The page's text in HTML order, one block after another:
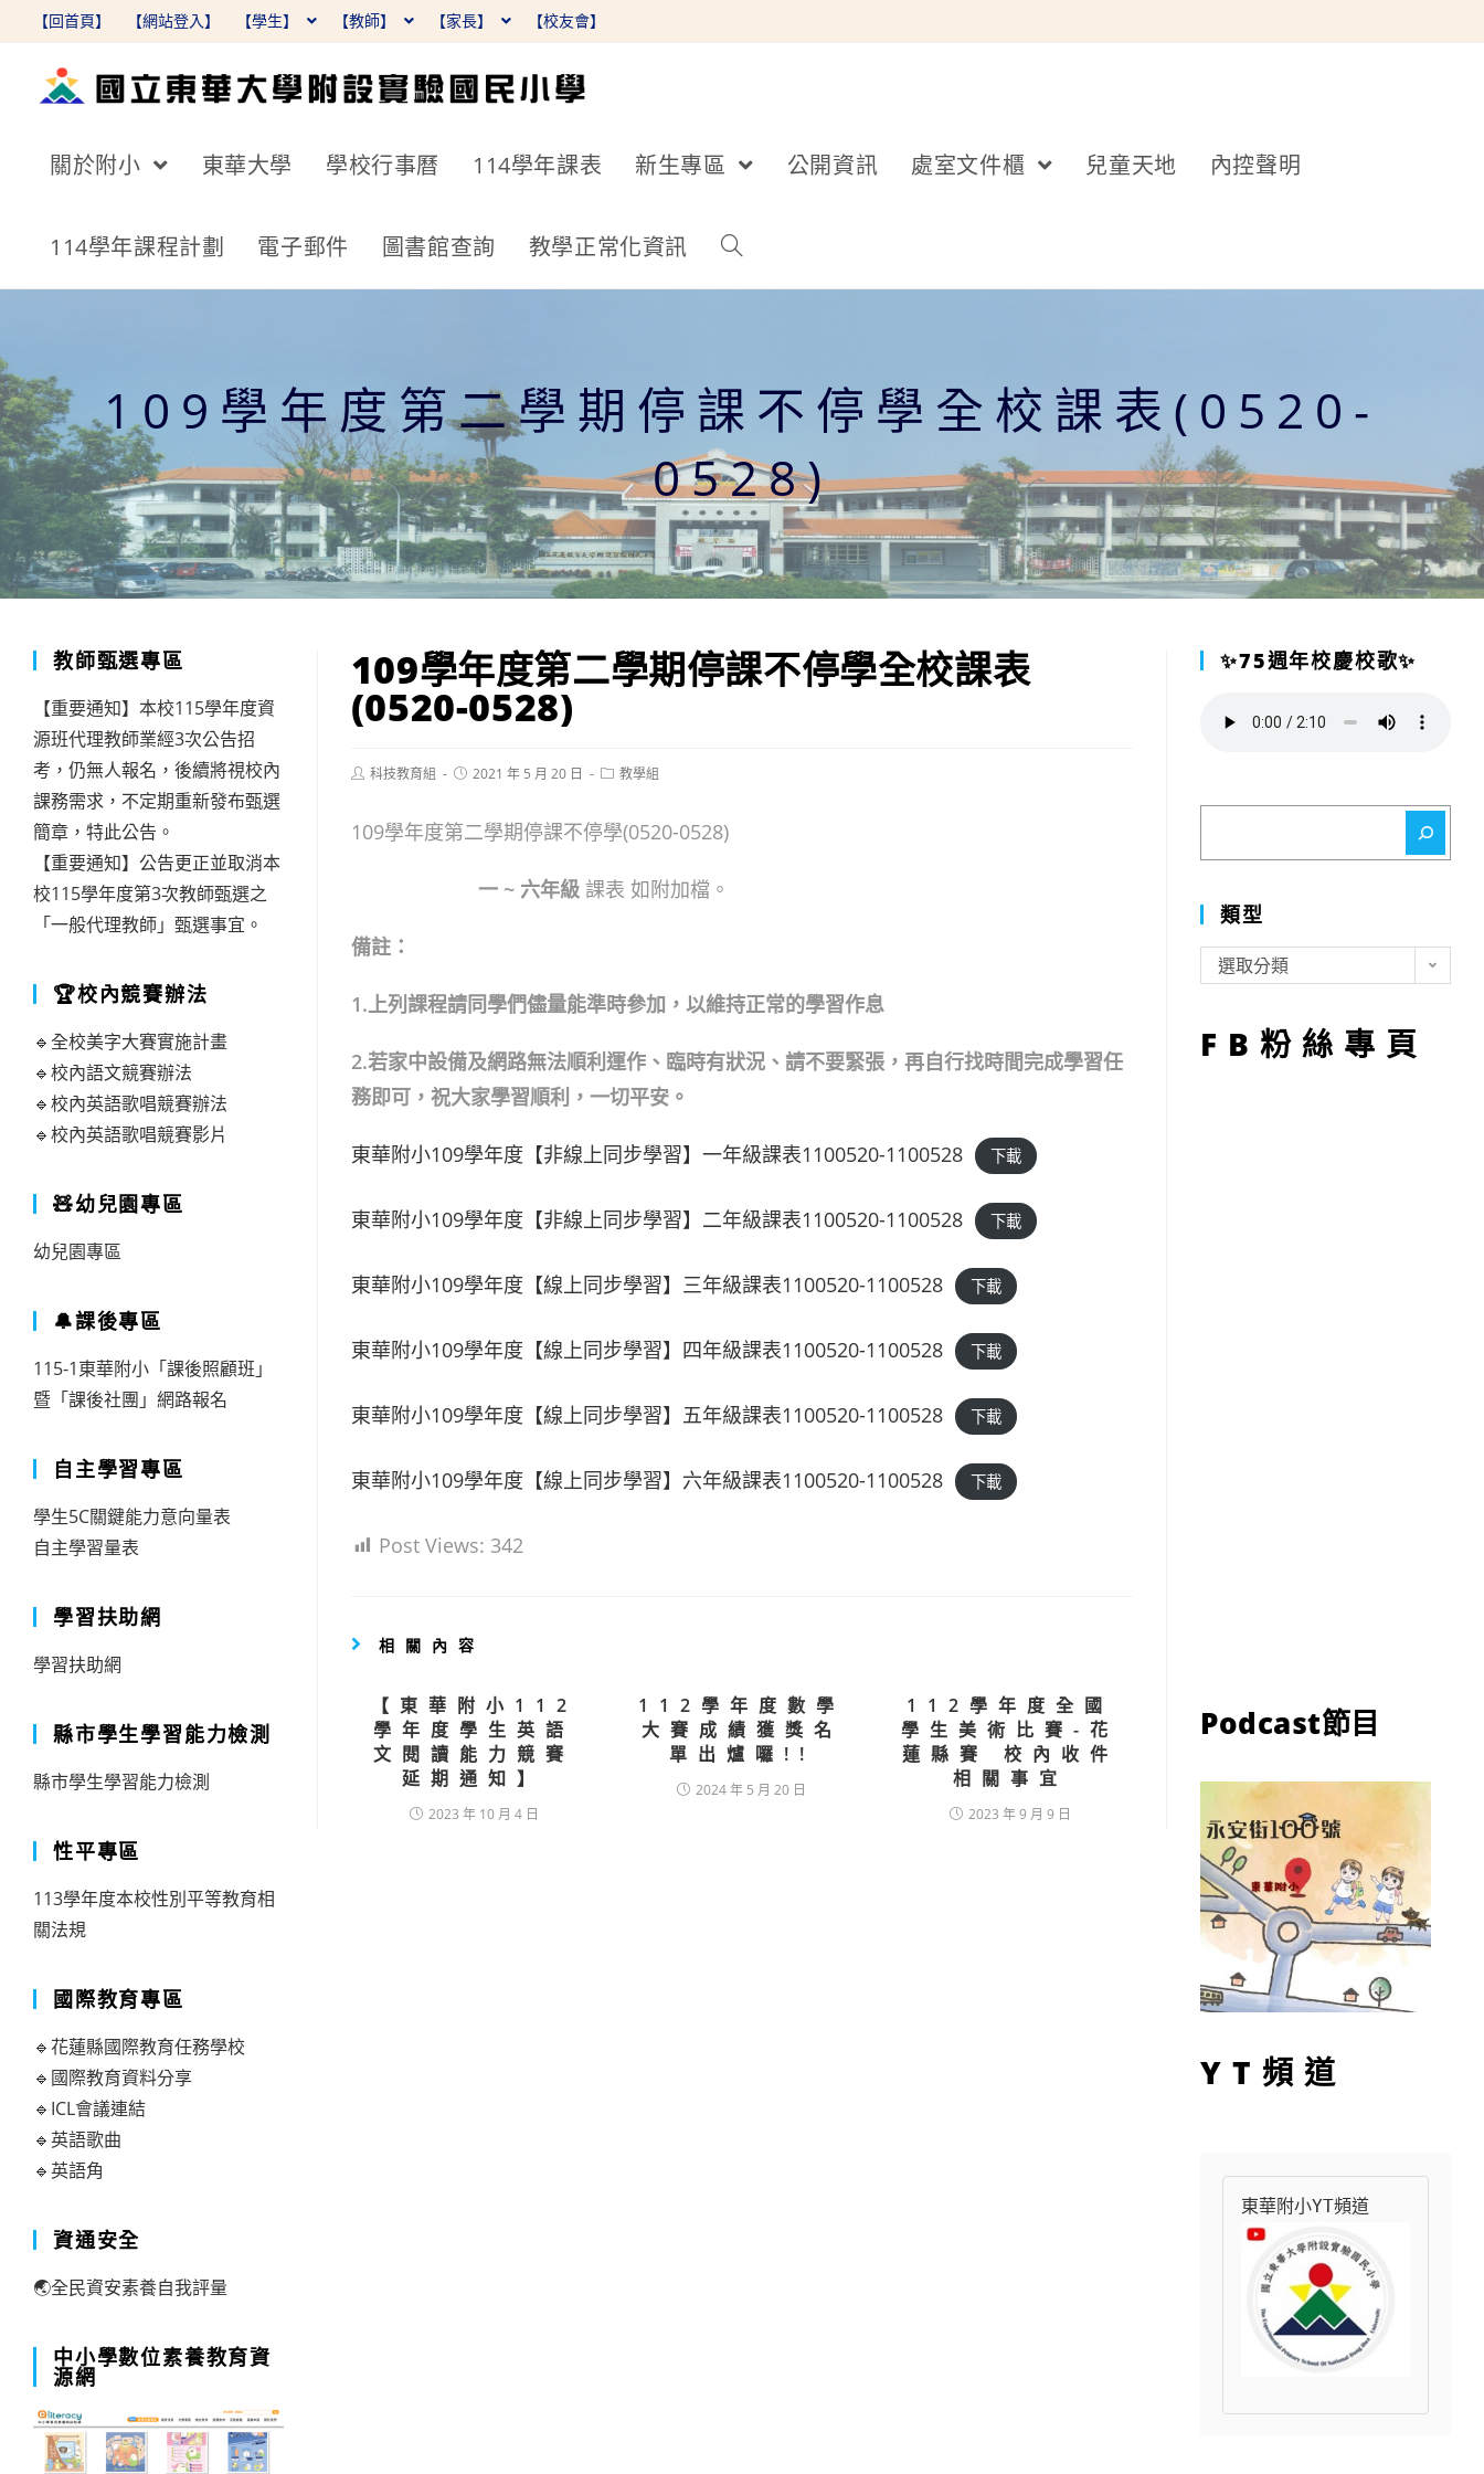
【回首頁】 【網站登入】 【學生】 【教師】 【家長】 【校友會】
關於附小 東華大學 學校行事曆 114學年課表 新生專區 公開資訊 處室文件櫃 兒童天地 內控聲明
114學年課程計劃 電子郵件 圖書館查詢 教學正常化資訊
109學年度第二學期停課不停學全校課表(0520-
0528)
109學年度第二學期停課不停學全校課表
(0520-0528)
Post科技教育組
Post2021 年 5 月 20 日
Post教學組
109學年度第二學期停課不停學(0520-0528)
一 ~ 六年級 課表 如附加檔。
備註：
1.上列課程請同學們儘量能準時參加，以維持正常的學習作息
2.若家中設備及網路無法順利運作、臨時有狀況、請不要緊張，再自行找時間完成學習任
務即可，祝大家學習順利，一切平安。
東華附小109學年度【非線上同步學習】一年級課表1100520-1100528 下載
東華附小109學年度【非線上同步學習】二年級課表1100520-1100528 下載
東華附小109學年度【線上同步學習】三年級課表1100520-1100528 下載
東華附小109學年度【線上同步學習】四年級課表1100520-1100528 下載
東華附小109學年度【線上同步學習】五年級課表1100520-1100528 下載
東華附小109學年度【線上同步學習】六年級課表1100520-1100528 下載
Post Views: 342
相關內容
【東華附小112
學年度學生英語
文閱讀能力競賽
延期通知】
2023 年 10 月 4 日
112學年度數學
大賽成績獲獎名
單出爐囉!!
2024 年 5 月 20 日
112學年度全國
學生美術比賽-花
蓮縣賽 校內收件
相關事宜
2023 年 9 月 9 日
教師甄選專區
【重要通知】本校115學年度資
源班代理教師業經3次公告招
考，仍無人報名，後續將視校內
課務需求，不定期重新發布甄選
簡章，特此公告。
【重要通知】公告更正並取消本
校115學年度第3次教師甄選之
「一般代理教師」甄選事宜。
🏆校內競賽辦法
🔹全校美字大賽實施計畫
🔹校內語文競賽辦法
🔹校內英語歌唱競賽辦法
🔹校內英語歌唱競賽影片
🧸幼兒園專區
幼兒園專區
🔔課後專區
115-1東華附小「課後照顧班」
暨「課後社團」網路報名
自主學習專區
學生5C關鍵能力意向量表
自主學習量表
學習扶助網
學習扶助網
縣市學生學習能力檢測
縣市學生學習能力檢測
性平專區
113學年度本校性別平等教育相
關法規
國際教育專區
🔹花蓮縣國際教育任務學校
🔹國際教育資料分享
🔹ICL會議連結
🔹英語歌曲
🔹英語角
資通安全
🌏全民資安素養自我評量
中小學數位素養教育資
源網
✨75週年校慶校歌✨
類型
型
選取分類
FB粉絲專頁
Podcast節目
YT頻道
東華附小YT頻道